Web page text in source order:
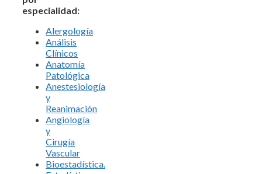
especialidad:
Alergología
Análisis
Clínicos
Anatomía
Patológica
Anestesiología
y
Reanimación
Angiología
y
Cirugía
Vascular
Bioestadística.